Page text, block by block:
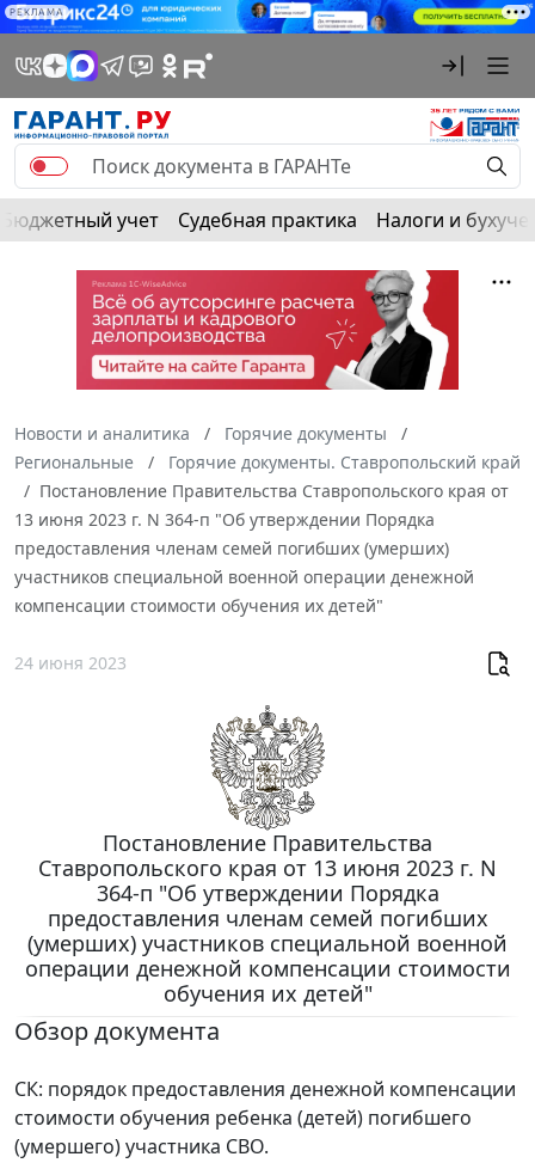
РЕКЛАМА
Бюджетный учет Судебная практика Налоги и
Новости и аналитика
Горячие документы
Региональные
Горячие документы. Ставропольский край
Постановление Правительства Ставропольского края от
13 июня 2023 г. N 364-п "Об утверждении Порядка
предоставления членам семей погибших (умерших)
участников специальной военной операции денежной
компенсации стоимости обучения их детей"
24 июня 2023
Постановление Правительства
Ставропольского края от 13 июня 2023 г. N
364-п "Об утверждении Порядка
предоставления членам семей погибших
(умерших) участников специальной военной
операции денежной компенсации стоимости
обучения их детей"
Обзор документа
СК: порядок предоставления денежной компенсации
стоимости обучения ребенка (детей) погибшего
(умершего) участника СВО.